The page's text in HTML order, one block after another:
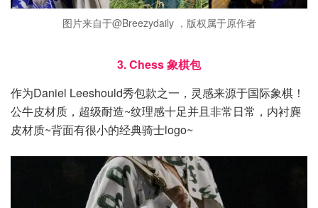
图片来自于@Breezydaily ，版权属于原作者
3. Chess 象棋包
作为Daniel Leeshould秀包款之一，灵感来源于国际象棋！
公牛皮材质，超级耐造~纹理感十足并且非常日常，内衬麂
皮材质~背面有很小的经典骑士logo~